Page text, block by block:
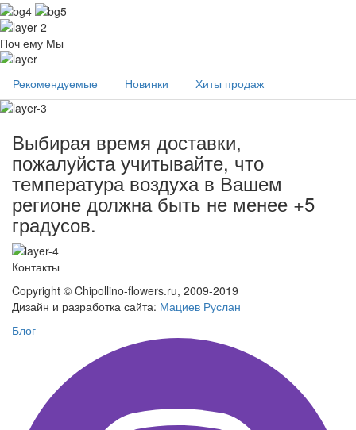
Поч ему Мы
Рекомендуемые Новинки Хиты продаж
Выбирая время доставки,
пожалуйста учитывайте, что
температура воздуха в Вашем
регионе должна быть не менее +5
градусов.
Контакты
Copyright © Chipollino-flowers.ru, 2009-2019
Дизайн и разработка сайта: Мациев Руслан
Блог